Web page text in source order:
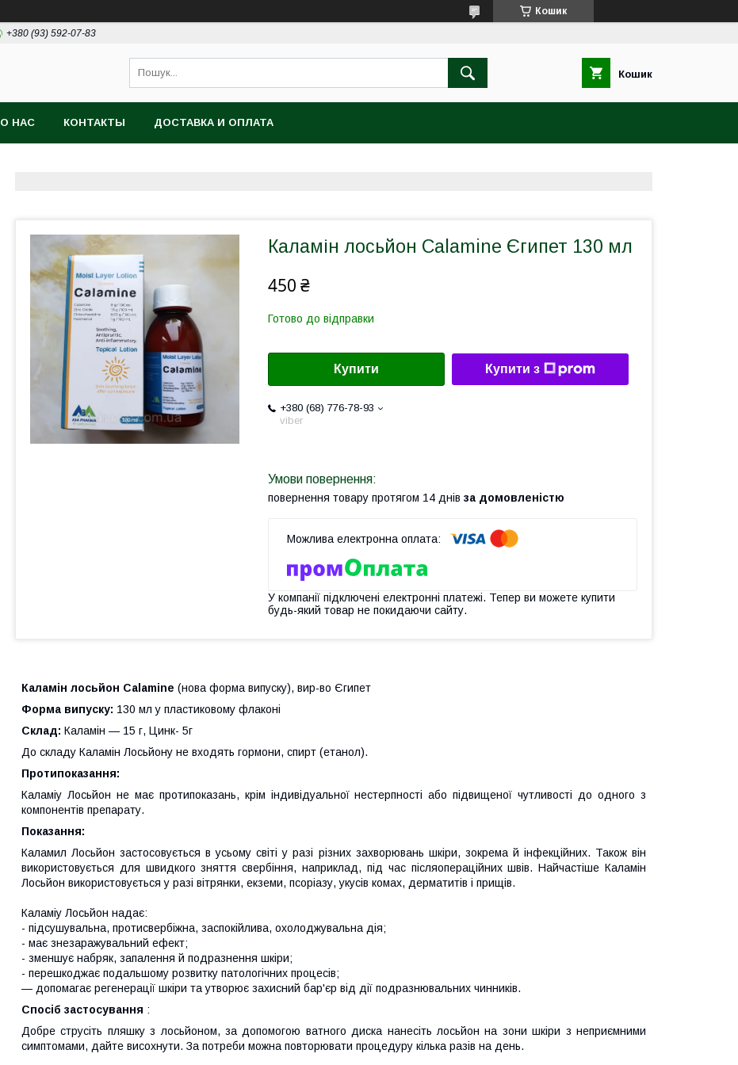
Кошик
+380 (93) 592-07-83
Кошик
О НАС КОНТАКТЫ ДОСТАВКА И ОПЛАТА
Каламін лосьйон Calamine Єгипет 130 мл
450 ₴
Готово до відправки
Купити Купити з
+380 (68) 776-78-93
viber
повернення товару протягом 14 днів за домовленістю
У компанії підключені електронні платежі. Тепер ви можете купити
будь-який товар не покидаючи сайту.
Каламін лосьйон Calamine (нова форма випуску), вир-во Єгипет
Форма випуску: 130 мл у пластиковому флаконі
Склад: Каламін — 15 г, Цинк- 5г
До складу Каламін Лосьйону не входять гормони, спирт (етанол).
Протипоказання:
Каламіy Лосьйон не має протипоказань, крім індивідуальної нестерпності або підвищеної чутливості до одного з
компонентів препарату.
Показання:
Каламил Лосьйон застосовується в усьому світі у разі різних захворювань шкіри, зокрема й інфекційних. Також він
використовується для швидкого зняття свербіння, наприклад, під час післяопераційних швів. Найчастіше Каламін
Лосьйон використовується у разі вітрянки, екземи, псоріазу, укусів комах, дерматитів і прищів.
Каламіy Лосьйон надає:
- підсушувальна, протисвербіжна, заспокійлива, охолоджувальна дія;
- має знезаражувальний ефект;
- зменшує набряк, запалення й подразнення шкіри;
- перешкоджає подальшому розвитку патологічних процесів;
— допомагає регенерації шкіри та утворює захисний бар'єр від дії подразнювальних чинників.
Спосіб застосування :
Добре струсіть пляшку з лосьйоном, за допомогою ватного диска нанесіть лосьйон на зони шкіри з неприємними
симптомами, дайте висохнути. За потреби можна повторювати процедуру кілька разів на день.